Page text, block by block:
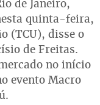
de Janeiro,
quinta-feira,
(TCU), disse o
de Freitas.
no início
evento Macro